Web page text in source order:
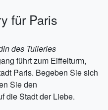
für Paris
des Tuileries
führt zum Eiffelturm,
Paris. Begeben Sie sich
Sie den
die Stadt der Liebe.